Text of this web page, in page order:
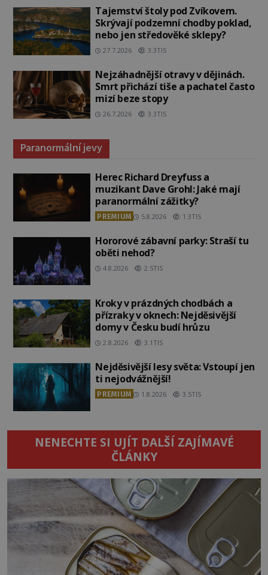
Tajemství štoly pod Zvíkovem.
Skrývají podzemní chodby poklad,
nebo jen středověké sklepy?
27.7.2026 3.3TIS
Nejzáhadnější otravy v dějinách.
Smrt přichází tiše a pachatel často
mizí beze stopy
26.7.2026 3.3TIS
Paranormální jevy
Herec Richard Dreyfuss a
muzikant Dave Grohl: Jaké mají
paranormální zážitky?
PREMIUM 5.8.2026 1.3TIS
Hororové zábavní parky: Straší tu
oběti nehod?
4.8.2026 2.5TIS
Kroky v prázdných chodbách a
přízraky v oknech: Nejděsivější
domy v Česku budí hrůzu
2.8.2026 3.1TIS
Nejděsivější lesy světa: Vstoupí jen
ti nejodvážnější!
PREMIUM 1.8.2026 3.5TIS
NENECHTE SI UJÍT DALŠÍ ZAJÍMAVÉ
ČLÁNKY